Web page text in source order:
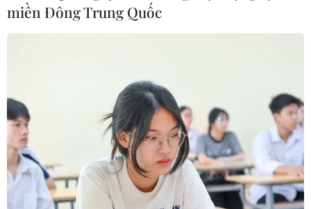
Tai nạn thảm khốc ở Thái Lan, 5 lao động
Việt Nam tử vong
23/03/2019 12:04
Ít nhất 10 người, chủ yếu là lao động nước ngoài, trong
đó có 5 người Việt Nam, đã tử vong sau khi một chiếc
miền Đông Trung Quốc